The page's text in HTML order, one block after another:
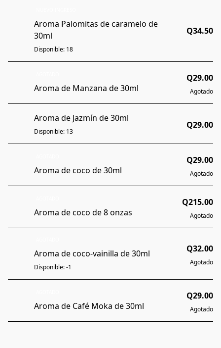
Aroma Palomitas de caramelo de
30ml
Disponible: 18
Q34.50
Aroma de Manzana de 30ml
Q29.00
Agotado
Aroma de Jazmín de 30ml
Disponible: 13
Q29.00
Aroma de coco de 30ml
Q29.00
Agotado
Aroma de coco de 8 onzas
Q215.00
Agotado
Aroma de coco-vainilla de 30ml
Disponible: -1
Q32.00
Agotado
Aroma de Café Moka de 30ml
Q29.00
Agotado